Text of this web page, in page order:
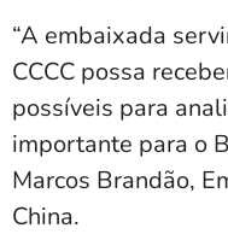
“A embaixada
CCCC possa
possíveis para
importante para o
Marcos Brandão,
China.